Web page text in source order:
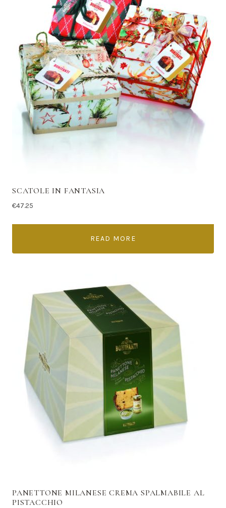
SCATOLE IN FANTASIA
€47.25
READ MORE
PANETTONE MILANESE CREMA SPALMABILE AL
PISTACCHIO